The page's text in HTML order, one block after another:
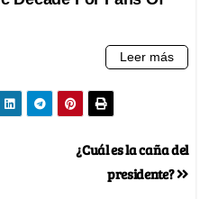
¿Cuál es la caña del
presidente?